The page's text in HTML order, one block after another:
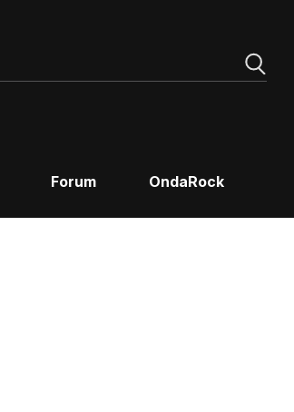
Forum OndaRock